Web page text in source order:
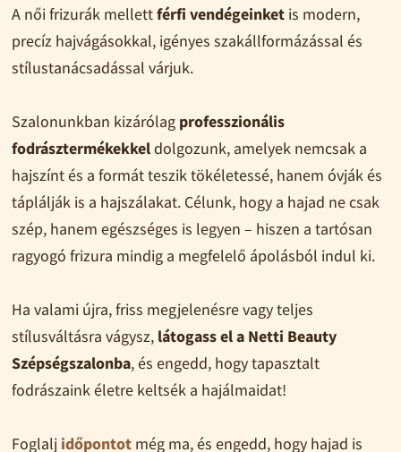
A női frizurák mellettférfi vendégeinketis modern,
precíz hajvágásokkal, igényes szakállformázással és
stílustanácsadással várjuk.
Szalonunkban kizárólag professzionális
fodrásztermékekkeldolgozunk, amelyek nemcsak a
hajszínt és a formát teszik tökéletessé, hanem óvják és
táplálják is a hajszálakat. Célunk, hogy a hajad ne csak
szép, hanem egészséges is legyen – hiszen a tartósan
ragyogó frizura mindig a megfelelő ápolásból indul ki.
Ha valami újra, friss megjelenésre vagy teljes
stílusváltásra vágysz, látogass el a Netti Beauty
Szépségszalonba, és engedd, hogy tapasztalt
fodrászaink életre keltsék a hajálmaidat!
Foglalj időpontotmég ma, és engedd, hogy hajad is